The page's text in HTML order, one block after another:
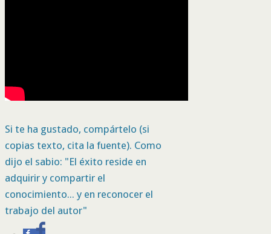
Si te ha gustado, compártelo (si
copias texto, cita la fuente). Como
dijo el sabio: "El éxito reside en
adquirir y compartir el
conocimiento... y en reconocer el
trabajo del autor"